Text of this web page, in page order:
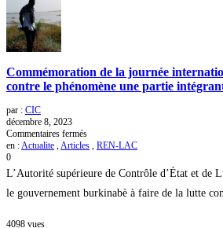
Commémoration de la journée
contre le phénomène une partie
par : CIC
décembre 8, 2023
Commentaires fermés
Commémoration
journée
internationale
en : Actualite Articles
REN-LAC
0
L’Autorité supérieure de Contrôle d’État et
le gouvernement burkinabè à faire de la lutte
4098 vues